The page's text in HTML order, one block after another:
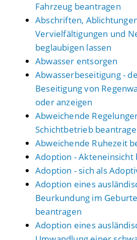
Fahrzeug beantragen
Abschriften,
Vervielfältigungen und
beglaubigen lassen
Abwasser entsorgen
Abwasserbeseitigung -
Beseitigung von
oder anzeigen
Abweichende
Schichtbetrieb
Abweichende Ruhezeit
Adoption - Akteneinsicht
Adoption - sich als
Adoption eines
Beurkundung im
beantragen
Adoption eines